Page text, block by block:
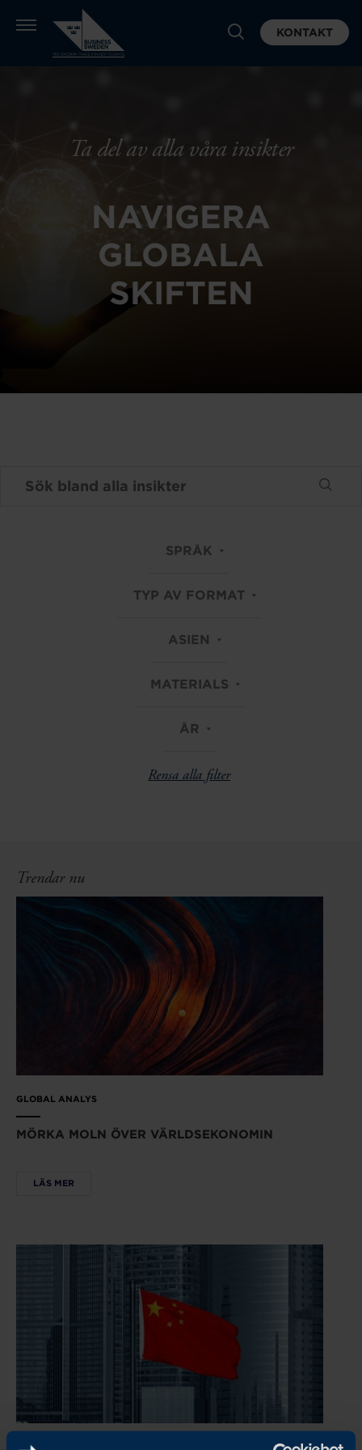
KONTAKT
Ta del av alla våra insikter
NAVIGERA
GLOBALA
SKIFTEN
SPRÅK
TYP AV FORMAT
ASIEN
MATERIALS
ÅR
Rensa alla filter
Trendar nu
GLOBAL ANALYS
MÖRKA MOLN ÖVER VÄRLDSEKONOMIN
LÄS MER
REPORT